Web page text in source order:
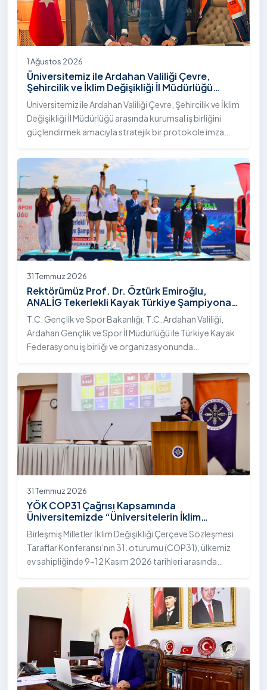
1 Ağustos 2026
Üniversitemiz ile Ardahan Valiliği Çevre,
Şehircilik ve İklim Değişikliği İl Müdürlüğü
Arasında İş Birliği Protokolü İmzalandı
Üniversitemiz ile Ardahan Valiliği Çevre, Şehircilik ve İklim
Değişikliği İl Müdürlüğü arasında kurumsal iş birliğini
güçlendirmek amacıyla stratejik bir protokole imza
31 Temmuz 2026
Rektörümüz Prof. Dr. Öztürk Emiroğlu,
ANALİG Tekerlekli Kayak Türkiye Şampiyonası
Ödül Töreni’ne Katıldı
T.C. Gençlik ve Spor Bakanlığı, T.C. Ardahan Valiliği,
Ardahan Gençlik ve Spor İl Müdürlüğü ile Türkiye Kayak
Federasyonu iş birliği ve organizasyonunda
Sezonu Tekerlekli Kayak Türkiye Şampiyonası, 30-31
Temmuz 2026 tarihlerinde Ardahan Üniversitesi Yenisey
Yerleşkesi ev sahipliğinde tamamlandı.
31 Temmuz 2026
YÖK COP31 Çağrısı Kapsamında
Üniversitemizde “Üniversitelerin İklim
Diplomasisindeki Rolü” Konulu Bilgilendirme
Toplantısı Yapıldı
Birleşmiş Milletler İklim Değişikliği Çerçeve Sözleşmesi
Taraflar Konferansı’nın 31. oturumu (COP31), ülkemiz
ev sahipliğinde 9-12 Kasım 2026 tarihleri arasında
Yükseköğretim Kurulu (YÖK), üniversitelerin akademik
katkı ve proje bildirimlerini koordine etme çağrısında
bulundu. Ardahan Üniversitesinde 31 Temmuz 2026
tarihinde bu çağrıya yönelik bir ön hazırlık toplantısı
düzenlendi.